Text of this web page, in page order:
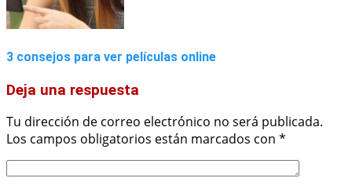
3 consejos para ver películas online
Deja una respuesta
Tu dirección de correo electrónico no será publicada.
Los campos obligatorios están marcados con *